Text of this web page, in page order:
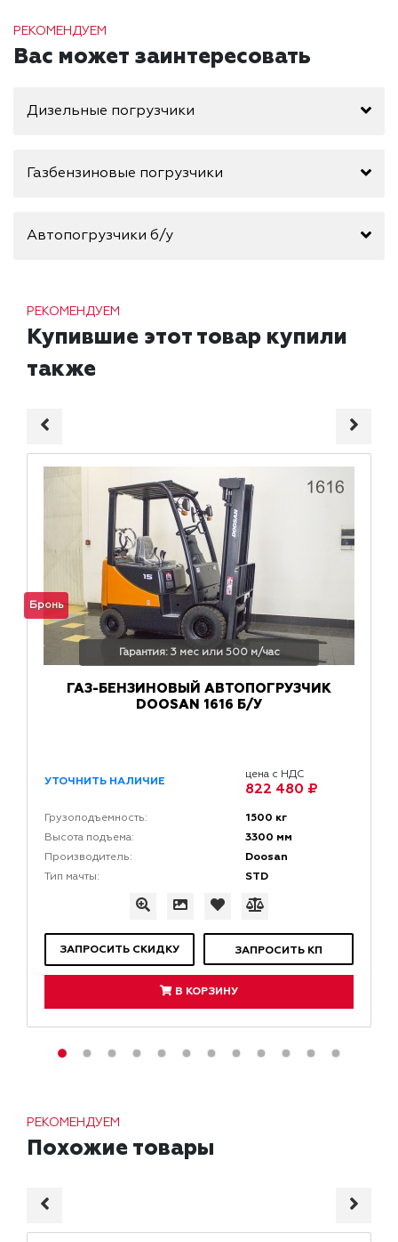
РЕКОМЕНДУЕМ
Вас может заинтересовать
Дизельные погрузчики
Газбензиновые погрузчики
Автопогрузчики б/у
РЕКОМЕНДУЕМ
Купившие этот товар купили
также
Бронь
Гарантия: 3 мес или 500 м/час
ГАЗ-БЕНЗИНОВЫЙ АВТОПОГРУЗЧИК
DOOSAN 1616 Б/У
УТОЧНИТЬ НАЛИЧИЕ
цена с НДС
822 480 ₽
Грузоподъемность: 1500 кг
Высота подъема: 3300 мм
Производитель: Doosan
Тип мачты: STD
ЗАПРОСИТЬ СКИДКУ ЗАПРОСИТЬ КП
В КОРЗИНУ
РЕКОМЕНДУЕМ
Похожие товары